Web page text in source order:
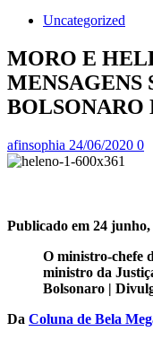
Uncategorized
MORO E
MENSAGENS
BOLSONARO
afinsophia 24/06/2020 0
Publicado em 24 junho,
O ministro-chefe
ministro da
Bolsonaro |
Da Coluna de Bela